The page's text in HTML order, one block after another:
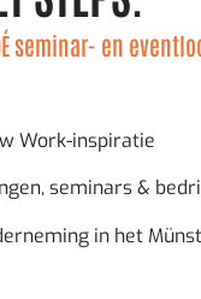
seminar- en
Work-inspiratie
seminars &
in het